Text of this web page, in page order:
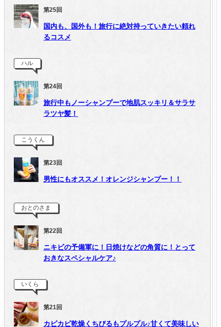
第25回
国内も、国外も！旅行に絶対持っていきたい頼れ
るコスメ
ハル
第24回
旅行中もノーシャンプーで地肌スッキリ＆サラサ
ラツヤ髪！
こうくん
第23回
男性にもオススメ！オレンジシャンプー！！
おとのさま
第22回
ニキビの予備軍に！日焼けなどの角質に！とって
おきなスペシャルケア♪
いくら
第21回
カピカピ乾燥くちびるもプルプル♪甘くて美味しい